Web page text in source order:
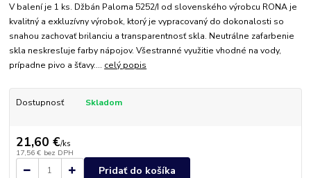
V balení je 1 ks. Džbán Paloma 5252/I od slovenského výrobcu RONA je
kvalitný a exkluzívny výrobok, ktorý je vypracovaný do dokonalosti so
snahou zachovať brilanciu a transparentnosť skla. Neutrálne zafarbenie
skla neskresľuje farby nápojov. Všestranné využitie vhodné na vody,
prípadne pivo a šťavy.... celý popis
Dostupnosť Skladom
21,60 €/ks
17,56 € bez DPH
Pridať do košíka